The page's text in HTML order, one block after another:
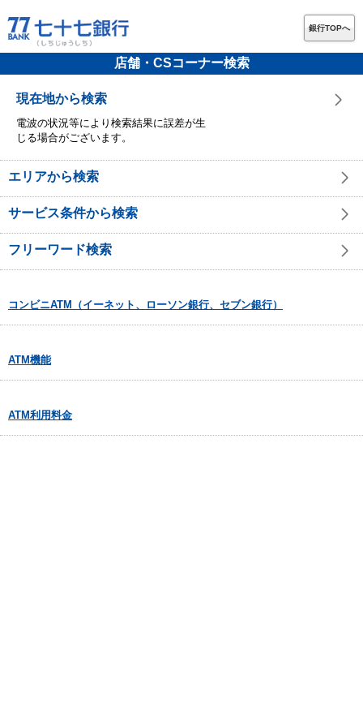
銀行TOPへ
店舗・CSコーナー検索
現在地から検索
電波の状況等により検索結果に誤差が生
じる場合がございます。
エリアから検索
サービス条件から検索
フリーワード検索
コンビニATM（イーネット、ローソン銀行、セブン銀行）
ATM機能
ATM利用料金